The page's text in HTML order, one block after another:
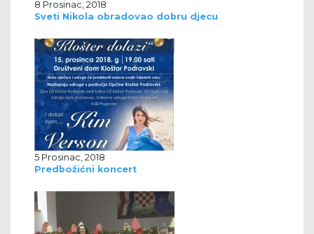
8 Prosinac, 2018
Sveti Nikola obradovao dobru djecu
5 Prosinac, 2018
Predbožićni koncert